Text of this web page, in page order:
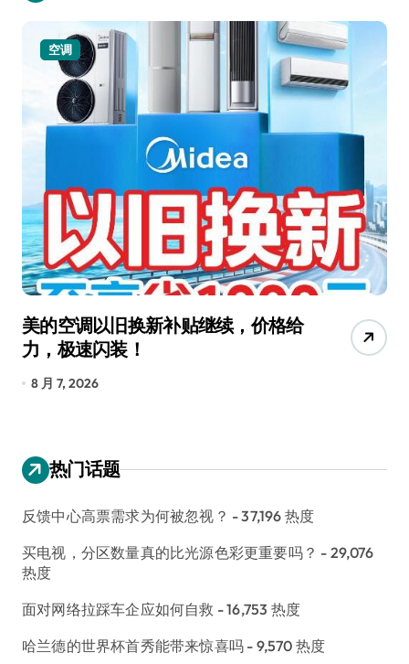
空调
美的空调以旧换新补贴继续，价格给
力，极速闪装！
8 月 7, 2026
热门话题
反馈中心高票需求为何被忽视？ - 37,196 热度
买电视，分区数量真的比光源色彩更重要吗？ - 29,076
热度
面对网络拉踩车企应如何自救 - 16,753 热度
哈兰德的世界杯首秀能带来惊喜吗 - 9,570 热度